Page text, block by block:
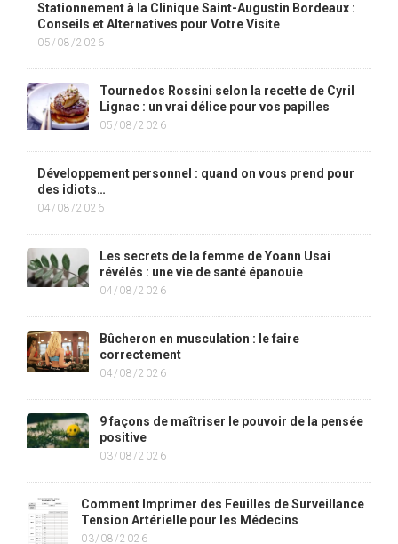
Stationnement à la Clinique Saint-Augustin Bordeaux :
Conseils et Alternatives pour Votre Visite
05/08/2026
Tournedos Rossini selon la recette de Cyril
Lignac : un vrai délice pour vos papilles
05/08/2026
Développement personnel : quand on vous prend pour
des idiots…
04/08/2026
Les secrets de la femme de Yoann Usai
révélés : une vie de santé épanouie
04/08/2026
Bûcheron en musculation : le faire
correctement
04/08/2026
9 façons de maîtriser le pouvoir de la pensée
positive
03/08/2026
Comment Imprimer des Feuilles de Surveillance
Tension Artérielle pour les Médecins
03/08/2026